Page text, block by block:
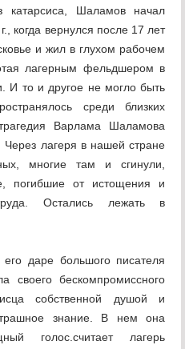
катарсиса, Шаламов начал
когда вернулся после 17 лет
и жил в глухом рабочем
лагерным фельдшером в
И то и другое не могло быть
среди близких
Варлама Шаламова
лагеря в нашей стране
многие там и сгинули,
погибшие от истощения и
Остались лежать в
даре большого писателя
своего бескомпромиссного
собственной душой и
знание. В нем она
голос.считает лагерь